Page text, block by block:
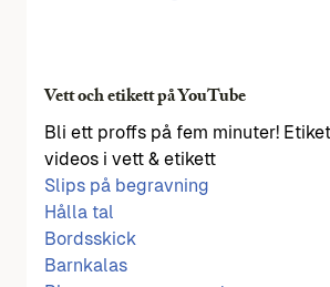
Vett och etikett på YouTube
Bli ett proffs på fem minuter!
videos i vett & etikett
Slips på begravning
Hålla tal
Bordsskick
Barnkalas